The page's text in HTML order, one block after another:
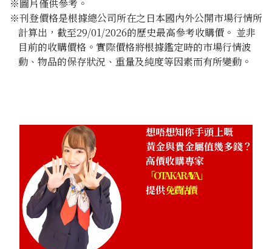
24K gold (K24) sake set
※圖片僅供參考。
※刊登價格是根據總公司所在之日本國內外公開市場行情所
計算出，截至29/01/2026的歷史最高參考收購價。 並非
目前的收購價格。實際價格將根據鑑定時的市場行情波
動、物品的保存狀況、重量及純度等因素而有所變動。
想唔想知你手頭上嘅
黃金與貴金屬值幾多錢？
高價收購專家
「OTAKARAYA」
提供免費估價